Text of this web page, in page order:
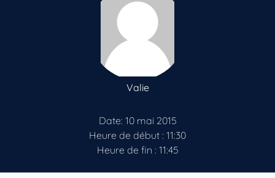
Valie
Date: 10 mai 2015
Heure de début : 11:30
Heure de fin : 11:45